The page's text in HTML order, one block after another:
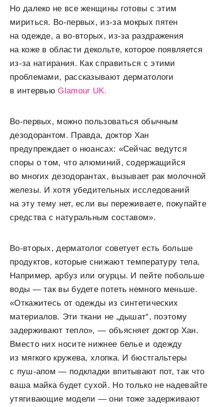
Но далеко не все женщины готовы с этим
мириться. Во-первых, из-за мокрых пятен
на одежде, а во-вторых, из-за раздражения
на коже в области декольте, которое появляется
из-за натирания. Как справиться с этими
проблемами, рассказывают дерматологи
в интервью Glamour UK.
Во-первых, можно пользоваться обычным
дезодорантом. Правда, доктор Хан
предупреждает о нюансах: «Сейчас ведутся
споры о том, что алюминий, содержащийся
во многих дезодорантах, вызывает рак молочной
железы. И хотя убедительных исследований
на эту тему нет, если вы переживаете, покупайте
средства с натуральным составом».
Во-вторых, дерматолог советует есть больше
продуктов, которые снижают температуру тела.
Например, арбуз или огурцы. И пейте побольше
воды — так вы будете потеть немного меньше.
«Откажитесь от одежды из синтетических
материалов. Эти ткани не „дышат“, поэтому
задерживают тепло», — объясняет доктор Хан.
Вместо них носите нижнее белье и одежду
из мягкого кружева, хлопка. И бюстгальтеры
с пуш-апом — подкладки впитывают пот, так что
ваша майка будет сухой. Но только не надевайте
утягивающие модели — они тоже задерживают